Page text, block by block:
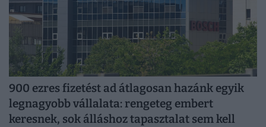
900 ezres fizetést ad átlagosan hazánk egyik
legnagyobb vállalata: rengeteg embert
keresnek, sok álláshoz tapasztalat sem kell